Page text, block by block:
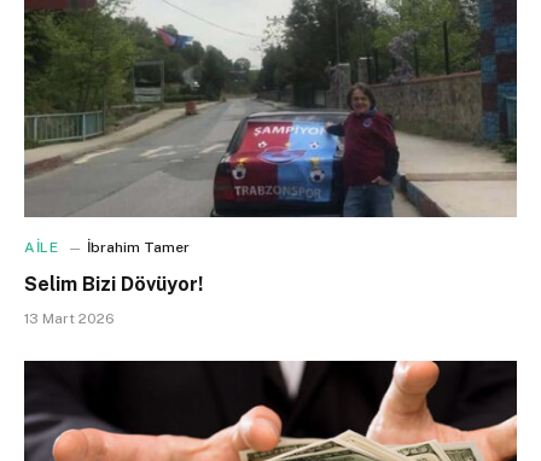
AİLE İbrahim Tamer
Selim Bizi Dövüyor!
13 Mart 2026